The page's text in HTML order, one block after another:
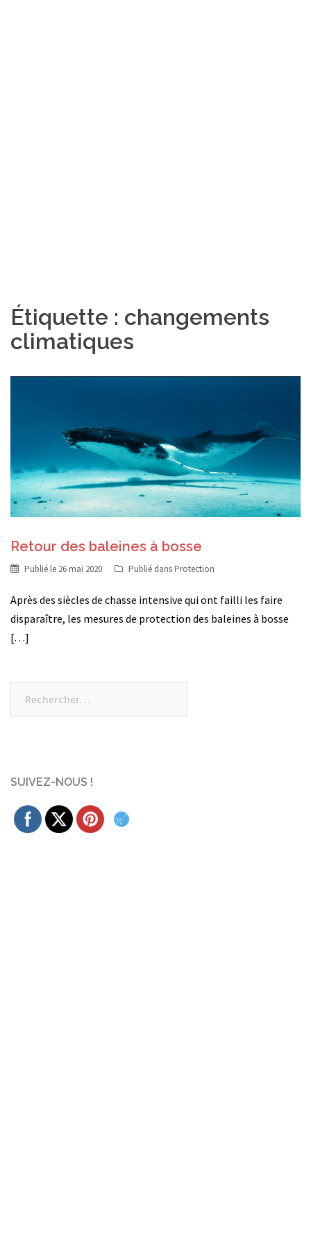
Étiquette : changements
climatiques
Retour des baleines à bosse
Publié le 26 mai 2020 Publié dans Protection
Après des siècles de chasse intensive qui ont failli les faire
disparaître, les mesures de protection des baleines à bosse
[…]
SUIVEZ-NOUS !